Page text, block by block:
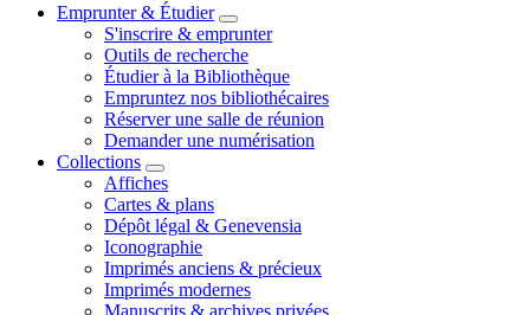
Emprunter & Étudier
S'inscrire & emprunter
Outils de recherche
Étudier à la Bibliothèque
Empruntez nos bibliothécaires
Réserver une salle de réunion
Demander une numérisation
Collections
Affiches
Cartes & plans
Dépôt légal & Genevensia
Iconographie
Imprimés anciens & précieux
Imprimés modernes
Manuscrits & archives privées